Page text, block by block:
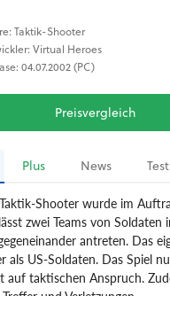
Taktik-Shooter
Virtual Heroes
04.07.2002 (PC)
Preisvergleich
Plus News Test
Shooter wurde im
zwei Teams von Soldaten
antreten. Das
als US-Soldaten. Das Spiel
auf taktischen Anspruch.
und Verletzungen.